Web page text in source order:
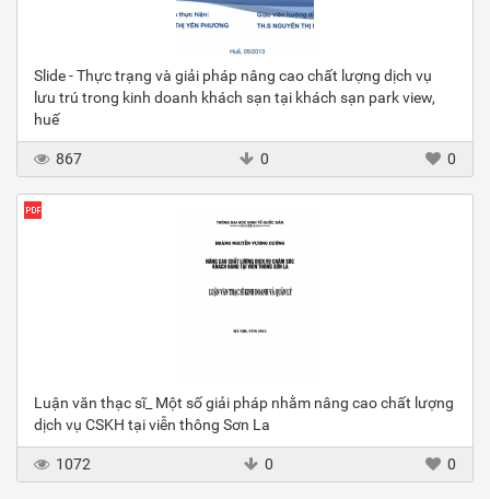
Slide - Thực trạng và giải pháp nâng cao chất lượng dịch vụ
lưu trú trong kinh doanh khách sạn tại khách sạn park view,
huế
867 0 0
Luận văn thạc sĩ_ Một số giải pháp nhằm nâng cao chất lượng
dịch vụ CSKH tại viễn thông Sơn La
1072 0 0